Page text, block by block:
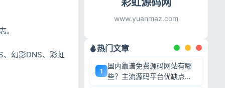
。
幻影DNS、彩虹
www.yuanmaz.com
热门文章
1
国内靠谱免费源码网站有哪
些？主流源码平台优缺点深